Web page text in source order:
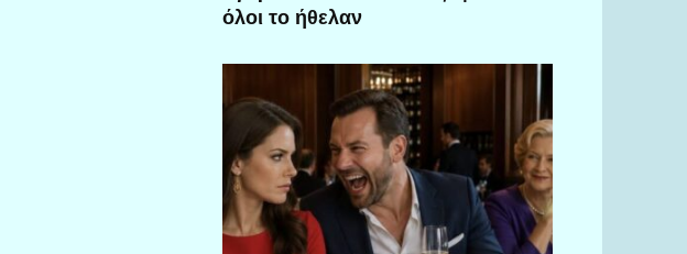
όλοι το ήθελαν